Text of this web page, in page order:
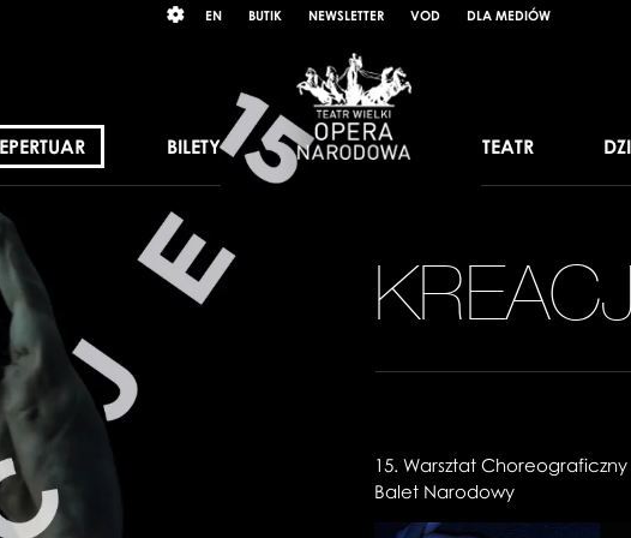
język
EN BUTIK NEWSLETTER VOD DLA MEDIÓW
BILETY TEATR
15. Warsztat
Balet Narodowy